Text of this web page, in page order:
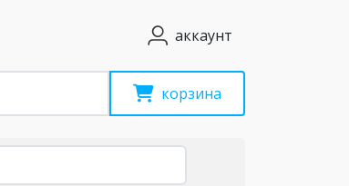
аккаунт
корзина